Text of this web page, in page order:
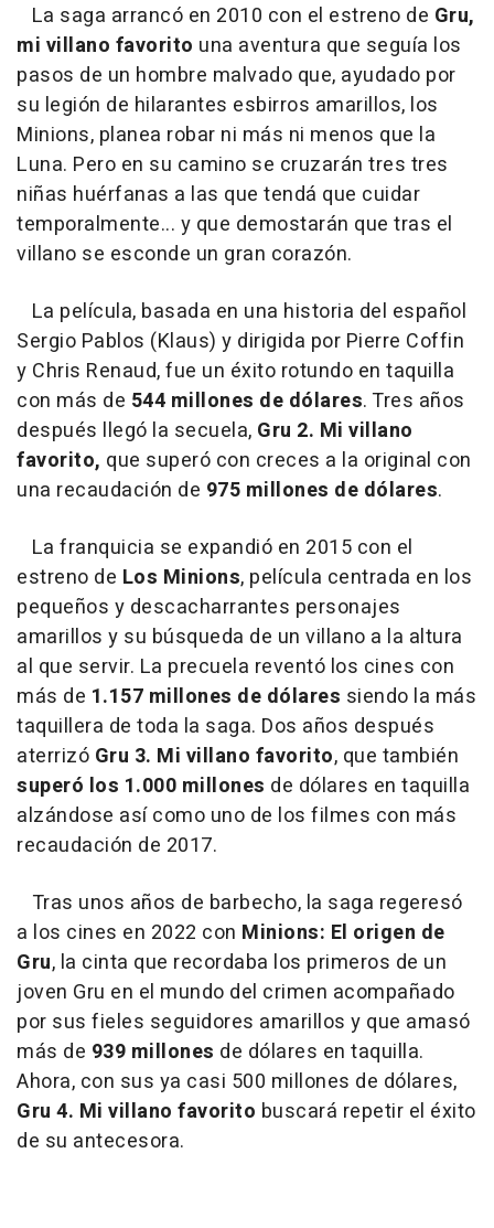
La saga arrancó en 2010 con el estreno de Gru,
mi villano favorito una aventura que seguía los
pasos de un hombre malvado que, ayudado por
su legión de hilarantes esbirros amarillos, los
Minions, planea robar ni más ni menos que la
Luna. Pero en su camino se cruzarán tres tres
niñas huérfanas a las que tendá que cuidar
temporalmente... y que demostarán que tras el
villano se esconde un gran corazón.
La película, basada en una historia del español
Sergio Pablos (Klaus) y dirigida por Pierre Coffin
y Chris Renaud, fue un éxito rotundo en taquilla
con más de 544 millones de dólares. Tres años
después llegó la secuela, Gru 2. Mi villano
favorito, que superó con creces a la original con
una recaudación de 975 millones de dólares.
La franquicia se expandió en 2015 con el
estreno de Los Minions, película centrada en los
pequeños y descacharrantes personajes
amarillos y su búsqueda de un villano a la altura
al que servir. La precuela reventó los cines con
más de 1.157 millones de dólares siendo la más
taquillera de toda la saga. Dos años después
aterrizó Gru 3. Mi villano favorito, que también
superó los 1.000 millones de dólares en taquilla
alzándose así como uno de los filmes con más
recaudación de 2017.
Tras unos años de barbecho, la saga regeresó
a los cines en 2022 con Minions: El origen de
Gru, la cinta que recordaba los primeros de un
joven Gru en el mundo del crimen acompañado
por sus fieles seguidores amarillos y que amasó
más de 939 millones de dólares en taquilla.
Ahora, con sus ya casi 500 millones de dólares,
Gru 4. Mi villano favorito buscará repetir el éxito
de su antecesora.